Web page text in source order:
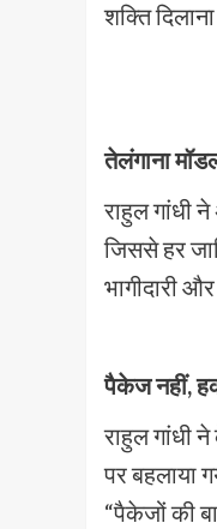
शक्ति
तेलंगाना
राहुल गांधी
जिससे हर
भागीदारी
पैकेज नहीं,
राहुल गांधी
पर बहलाया
“पैकेजों की